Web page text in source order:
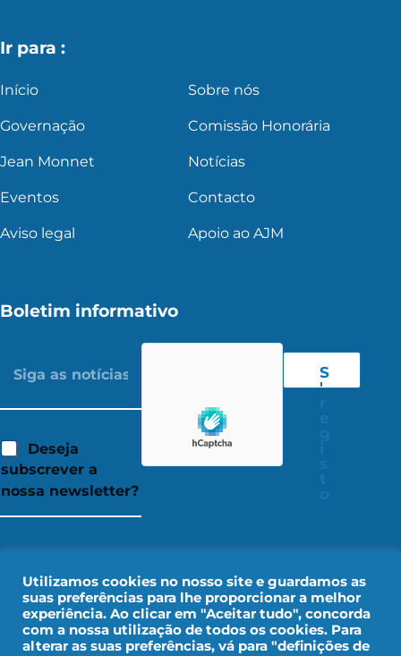
Ir para :
Início Sobre nós
Governação Comissão Honorária
Jean Monnet Notícias
Eventos Contacto
Aviso legal Apoio ao AJM
Boletim informativo
Deseja
subscrever a
nossa newsletter?
S
'
Utilizamos cookies no nosso site e guardamos as
suas preferências para lhe proporcionar a melhor
experiência. Ao clicar em "Aceitar tudo", concorda
com a nossa utilização de todos os cookies. Para
alterar as suas preferências, vá para "definições de